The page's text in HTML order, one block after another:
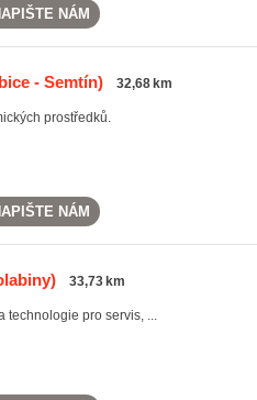
NÁM
- Semtín) 32,68 km
prostředků.
NÁM
33,73 km
technologie pro servis, ...